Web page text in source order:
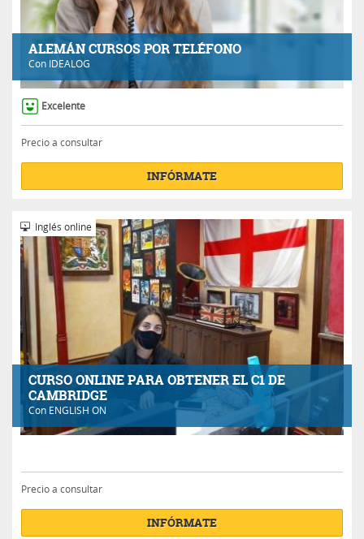
ALEMÁN CURSOS POR TELÉFONO
Con IDEALOG
Excelente
Precio a consultar
INFÓRMATE
CURSO ONLINE PARA OBTENER EL C1 DE
CAMBRIDGE
Con ENGLISH ON
Inglés online
Precio a consultar
INFÓRMATE